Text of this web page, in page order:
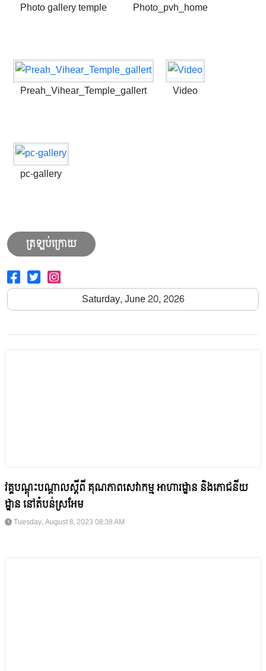
Photo gallery temple Photo_pvh_home
Preah_Vihear_Temple_gallert Video
pc-gallery
ត្រឡប់ក្រោយ
Saturday, June 20, 2026
វគ្គបណ្តុះបណ្ដាលស្ដីពី គុណភាពសេវាកម្ម អាហារដ្ឋាន និងភោជនីយ
ដ្ឋាន នៅតំបន់ស្រអែម
Tuesday, August 8, 2023 08:38 AM